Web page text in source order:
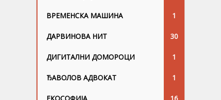
ВРЕМЕНСКА МАШИНА 1
ДАРВИНОВА НИТ 30
ДИГИТАЛНИ ДОМОРОЦИ 1
ЂАВОЛОВ АДВОКАТ 1